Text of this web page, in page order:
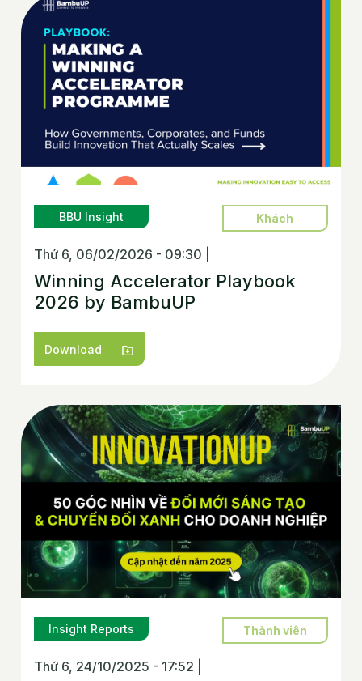
BBU Insight Khách
Thứ 6, 06/02/2026 - 09:30
Winning Accelerator Playbook
2026 by BambuUP
Download
Insight Reports Thành viên
Thứ 6, 24/10/2025 - 17:52